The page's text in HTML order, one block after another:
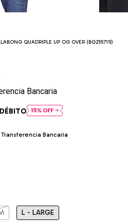
QUADRIPLE UP OG OVER (BG255719)
Bancaria
DÉBITO
Bancaria
L - LARGE